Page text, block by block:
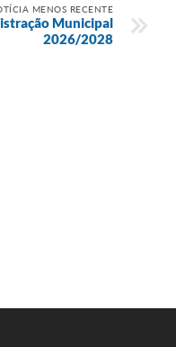
MENOS RECENTE
Municipal
2026/2028